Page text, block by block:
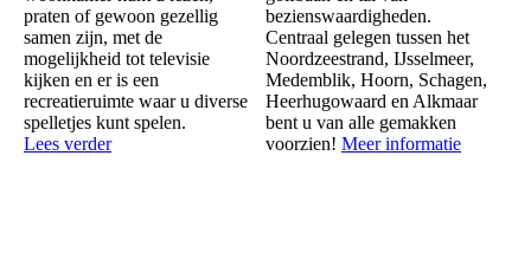
praten of gewoon gezellig
samen zijn, met de
mogelijkheid tot televisie
kijken en er is een
recreatieruimte waar u diverse
spelletjes kunt spelen.
Lees verder
bezienswaardigheden.
Centraal gelegen tussen het
Noordzeestrand, IJsselmeer,
Medemblik, Hoorn, Schagen,
Heerhugowaard en Alkmaar
bent u van alle gemakken
voorzien! Meer informatie